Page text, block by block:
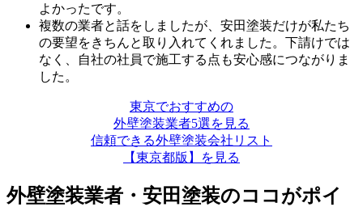
よかったです。
複数の業者と話をしましたが、安田塗装だけが私たち
の要望をきちんと取り入れてくれました。下請けでは
なく、自社の社員で施工する点も安心感につながりま
した。
東京でおすすめの
外壁塗装業者5選を見る
信頼できる外壁塗装会社リスト
【東京都版】を見る
外壁塗装業者・安田塗装のココがポイ